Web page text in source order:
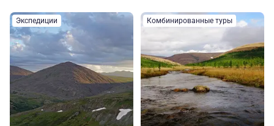
Экспедиции Комбинированные туры